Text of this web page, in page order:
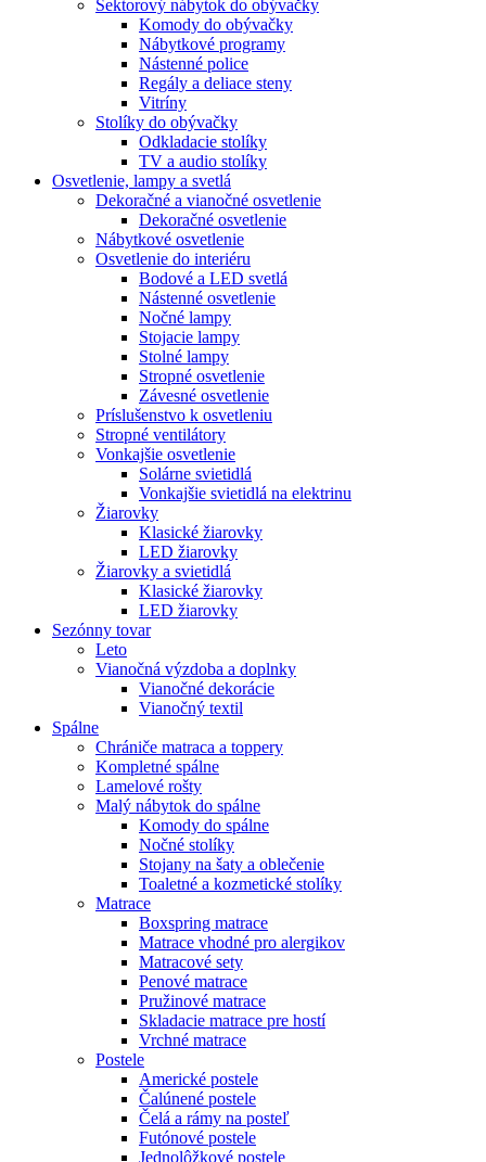
Sektorový nábytok do obývačky
Komody do obývačky
Nábytkové programy
Nástenné police
Regály a deliace steny
Vitríny
Stolíky do obývačky
Odkladacie stolíky
TV a audio stolíky
Osvetlenie, lampy a svetlá
Dekoračné a vianočné osvetlenie
Dekoračné osvetlenie
Nábytkové osvetlenie
Osvetlenie do interiéru
Bodové a LED svetlá
Nástenné osvetlenie
Nočné lampy
Stojacie lampy
Stolné lampy
Stropné osvetlenie
Závesné osvetlenie
Príslušenstvo k osvetleniu
Stropné ventilátory
Vonkajšie osvetlenie
Solárne svietidlá
Vonkajšie svietidlá na elektrinu
Žiarovky
Klasické žiarovky
LED žiarovky
Žiarovky a svietidlá
Klasické žiarovky
LED žiarovky
Sezónny tovar
Leto
Vianočná výzdoba a doplnky
Vianočné dekorácie
Vianočný textil
Spálne
Chrániče matraca a toppery
Kompletné spálne
Lamelové rošty
Malý nábytok do spálne
Komody do spálne
Nočné stolíky
Stojany na šaty a oblečenie
Toaletné a kozmetické stolíky
Matrace
Boxspring matrace
Matrace vhodné pro alergikov
Matracové sety
Penové matrace
Pružinové matrace
Skladacie matrace pre hostí
Vrchné matrace
Postele
Americké postele
Čalúnené postele
Čelá a rámy na posteľ
Futónové postele
Jednolôžkové postele